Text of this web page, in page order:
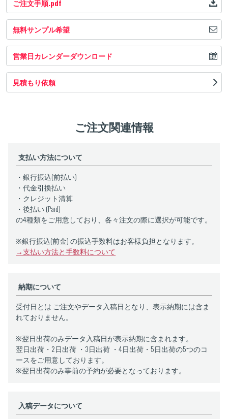
ご注文手順.pdf
無料サンプル希望
営業日カレンダーダウンロード
見積もり依頼
ご注文関連情報
支払い方法について
・銀行振込(前払い)
・代金引換払い
・クレジット清算
・後払い (Paid)
の4種類をご用意しており、各々注文の際に選択が可能です。
※銀行振込(前金) の振込手数料はお客様負担となります。
→支払い方法と手数料について
納期について
受付日とは ご注文やデータ入稿日となり、表示納期には含ま
れておりません。
※翌日出荷のみデータ入稿日が表示納期に含まれます。
翌日出荷・2日出荷 ・3日出荷 ・4日出荷・5日出荷の5つのコ
ースをご用意しております。
※翌日出荷のみ事前の予約が必要となっております。
入稿データについて